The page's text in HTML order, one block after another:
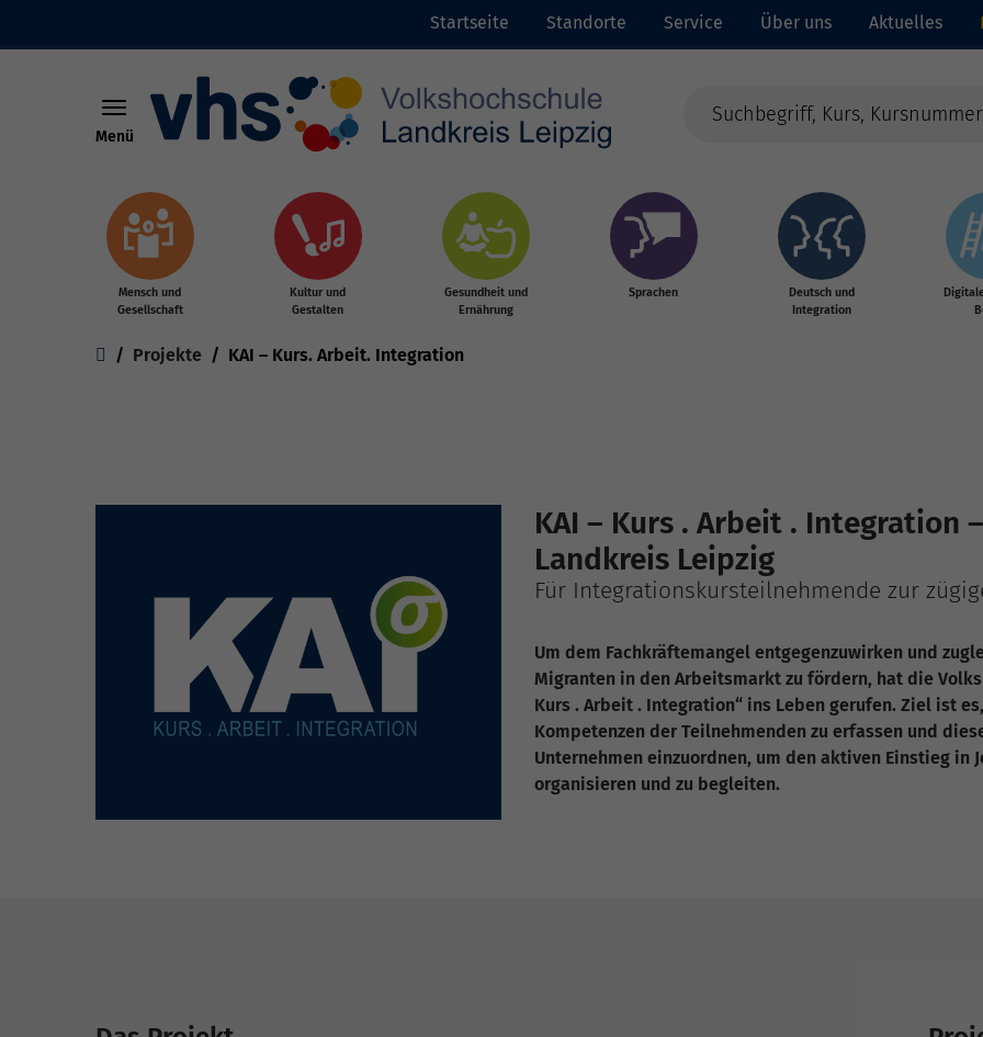
Startseite Standorte Service Über uns Aktuelles
Menü
Mensch und
Gesellschaft
Kultur und
Gestalten
Gesundheit und
Ernährung
Sprachen
Deutsch und
Integration
Projekte KAI – Kurs. Arbeit. Integration
KAI – Kurs . Arbeit . Integration
Landkreis Leipzig
Für Integrationskursteilnehmende zur
Um dem Fachkräftemangel entgegenzuwirken und
Migranten in den Arbeitsmarkt zu fördern, hat die
Kurs . Arbeit . Integration“ ins Leben gerufen. Ziel ist
Kompetenzen der Teilnehmenden zu erfassen und
Unternehmen einzuordnen, um den aktiven Einstieg in
organisieren und zu begleiten.